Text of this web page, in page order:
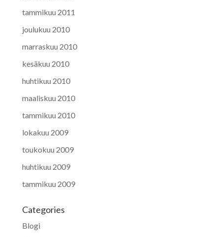
tammikuu 2011
joulukuu 2010
marraskuu 2010
kesäkuu 2010
huhtikuu 2010
maaliskuu 2010
tammikuu 2010
lokakuu 2009
toukokuu 2009
huhtikuu 2009
tammikuu 2009
Categories
Blogi